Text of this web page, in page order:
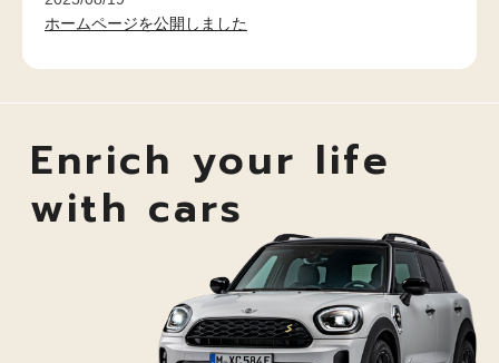
ホームページを公開しました
Enrich your life
with cars